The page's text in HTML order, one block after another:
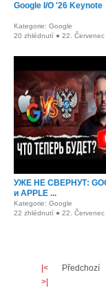
Google I/O '26 Keynote
Kategorie: Google
20 zhlédnutí ● 22. Červenec
УЖЕ НЕ СВЕРНУТ:
и APPLE ...
Kategorie: Google
22 zhlédnutí ● 22. Červenec
|< Předchozí
>|